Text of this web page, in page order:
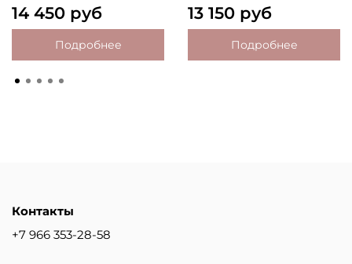
14 450 руб
Подробнее
13 150 руб
Подробнее
Контакты
+7 966 353-28-58